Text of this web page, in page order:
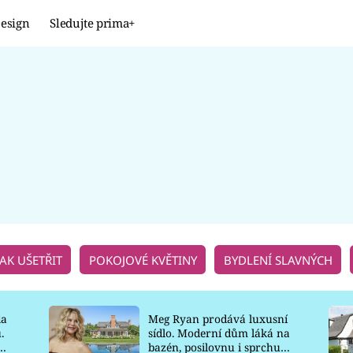
Sledujte prima+
UŠETŘIT POKOJOVÉ KVĚTINY BYDLENÍ SLAVNÝCH
Meg Ryan prodává luxusní
sídlo. Moderní dům láká na
bazén, posilovnu i sprchu